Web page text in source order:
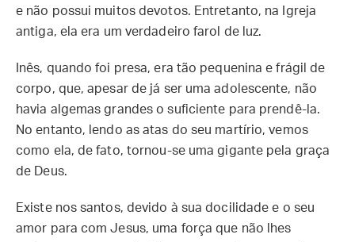
e não possui muitos devotos. Entretanto, na Igreja
antiga, ela era um verdadeiro farol de luz.
Inês, quando foi presa, era tão pequenina e frágil de
corpo, que, apesar de já ser uma adolescente, não
havia algemas grandes o suficiente para prendê-la.
No entanto, lendo as atas do seu martírio, vemos
como ela, de fato, tornou-se uma gigante pela graça
de Deus.
Existe nos santos, devido à sua docilidade e o seu
amor para com Jesus, uma força que não lhes